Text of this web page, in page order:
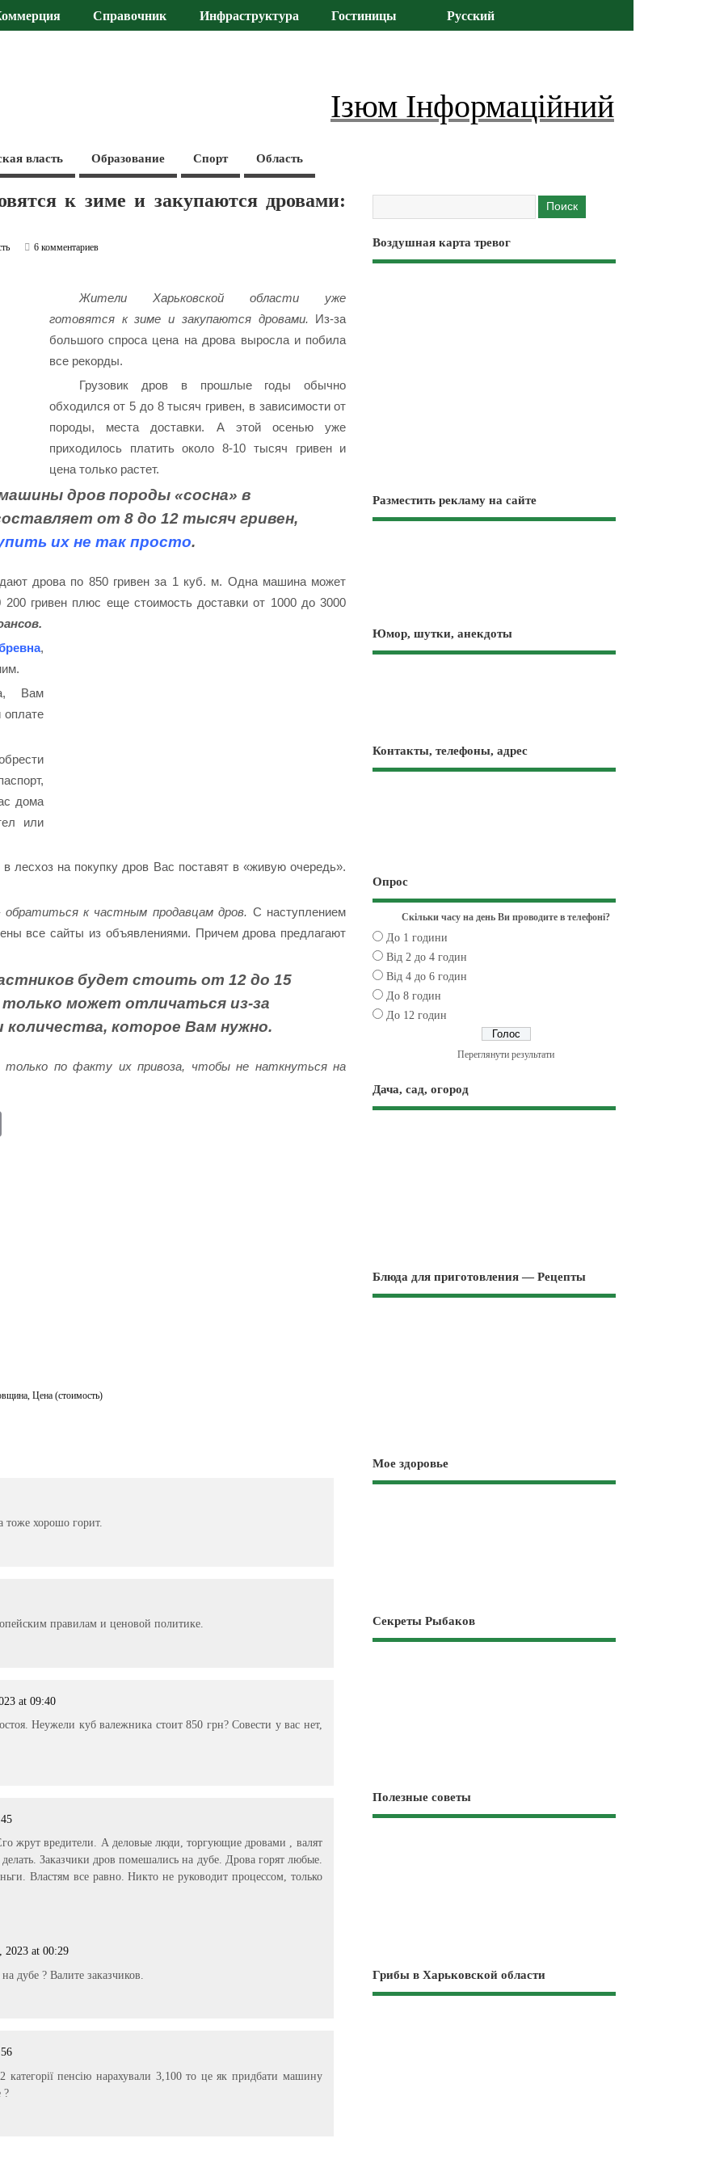
Справочник Инфраструктура Гостиницы Русский
Ізюм Інформаційний
власть Образование Спорт Область
к зиме и закупаются дровами:
6 комментариев
Жители Харьковской области уже
готовятся к зиме и закупаются дровами. Из-за
большого спроса цена на дрова выросла и побила
все рекорды.
Грузовик дров в прошлые годы обычно
обходился от 5 до 8 тысяч гривен, в зависимости от
породы, места доставки. А этой осенью уже
приходилось платить около 8-10 тысяч гривен и
цена только растет.
дров породы «сосна» в
от 8 до 12 тысяч гривен,
их не так просто.
дрова по 850 гривен за 1 куб. м. Одна машина может
гривен плюс еще стоимость доставки от 1000 до 3000
,
Вам
оплате
дома
или
лесхоз на покупку дров Вас поставят в «живую очередь».
к частным продавцам дров. С наступлением
все сайты из объявлениями. Причем дрова предлагают
будет стоить от 12 до 15
может отличаться из-за
количества, которое Вам нужно.
только по факту их привоза, чтобы не наткнуться на
,Цена (стоимость)
тоже хорошо горит.
правилам и ценовой политике.
at 09:40
Неужели куб валежника стоит 850 грн? Совести у вас нет,
жрут вредители. А деловые люди, торгующие дровами , валят
Заказчики дров помешались на дубе. Дрова горят любые.
Властям все равно. Никто не руководит процессом, только
2023 at 00:29
дубе ? Валите заказчиков.
категорії пенсію нарахували 3,100 то це як придбати машину
?
Воздушная карта тревог
Разместить рекламу на сайте
Юмор, шутки, анекдоты
Контакты, телефоны, адрес
Опрос
Скільки часу на день Ви проводите в телефоні?
До 1 години
Від 2 до 4 годин
Від 4 до 6 годин
До 8 годин
До 12 годин
Переглянути результати
Дача, сад, огород
Блюда для приготовления — Рецепты
Мое здоровье
Секреты Рыбаков
Полезные советы
Грибы в Харьковской области